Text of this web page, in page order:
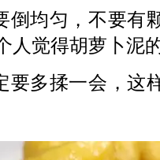
倒均匀，不要有
人觉得胡萝卜泥
要多揉一会，这